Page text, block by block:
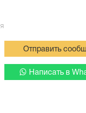
Отправить
Написать в